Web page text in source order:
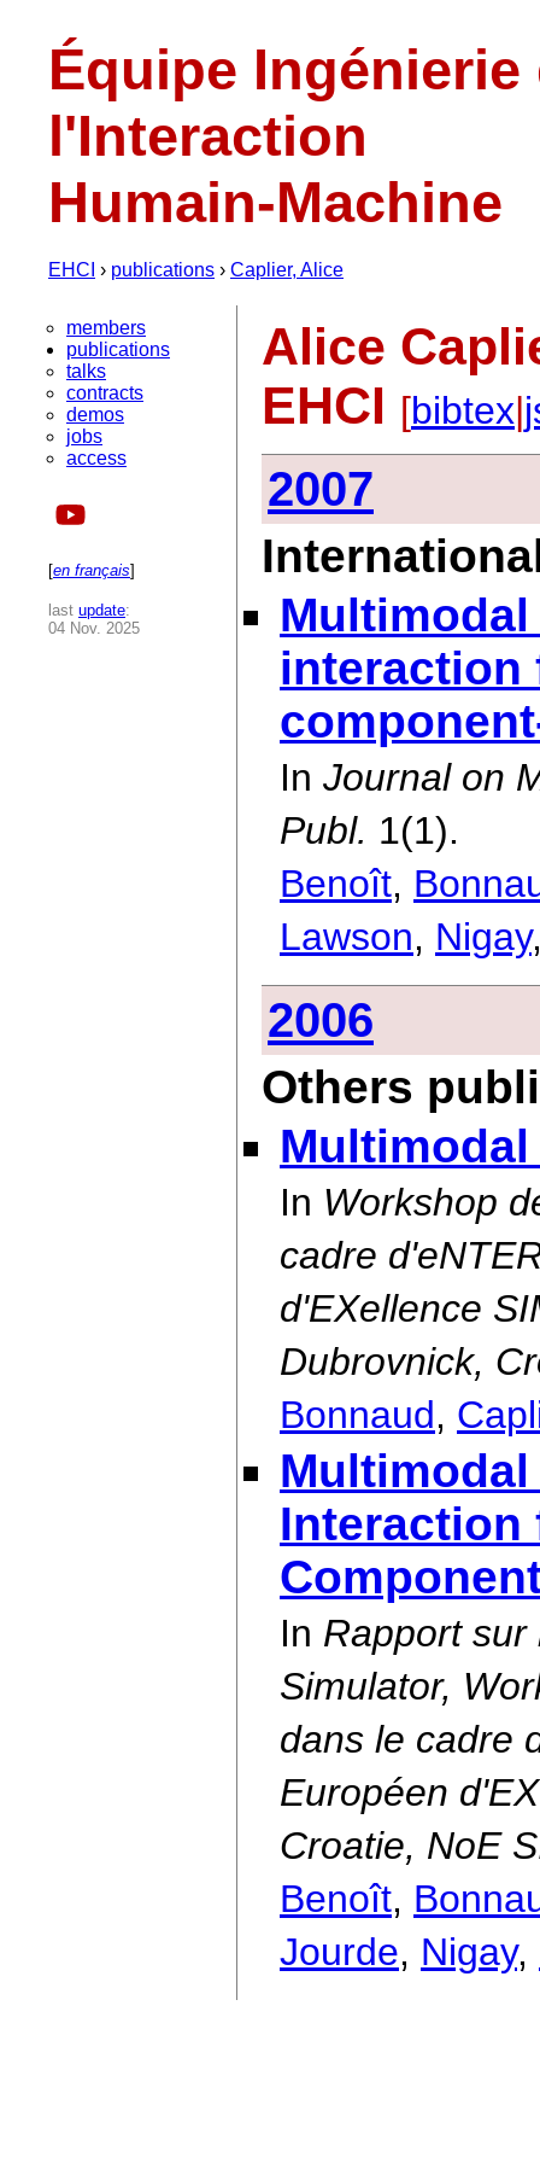
Équipe Ingénierie
l'Interaction
Humain-Machine
EHCI › publications › Caplier, Alice
members
publications
talks
contracts
demos
jobs
access
[en français]
last update:
04 Nov. 2025
Alice
EHCI [bibtex|
2007
interaction
In Journal on
Publ. 1(1).
Benoît,
Lawson, Nigay
2006
Others
In Workshop
cadre
d'EXellence
Dubrovnick,
Bonnaud,
Interaction
In Rapport sur
Simulator,
dans le cadre
Européen
Croatie, NoE
Benoît,
Jourde, Nigay,